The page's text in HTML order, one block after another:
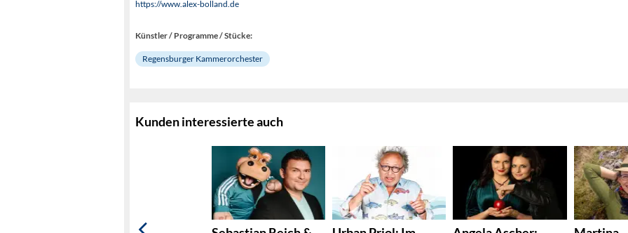
https://www.alex-bolland.de
Künstler / Programme / Stücke:
Regensburger Kammerorchester
Kunden interessierte auch